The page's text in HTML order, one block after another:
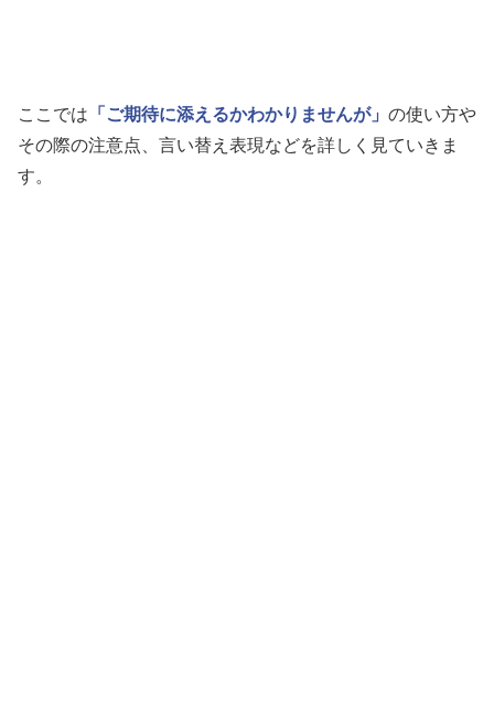
ここでは 「ご期待に添えるかわかりませんが」 の使い方や
その際の注意点、言い替え表現などを詳しく見ていきま
す。